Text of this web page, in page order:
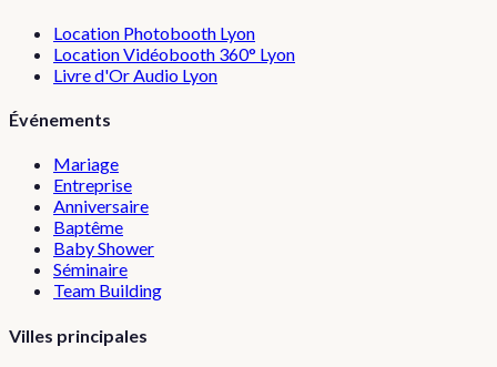
Location Photobooth Lyon
Location Vidéobooth 360° Lyon
Livre d'Or Audio Lyon
Événements
Mariage
Entreprise
Anniversaire
Baptême
Baby Shower
Séminaire
Team Building
Villes principales